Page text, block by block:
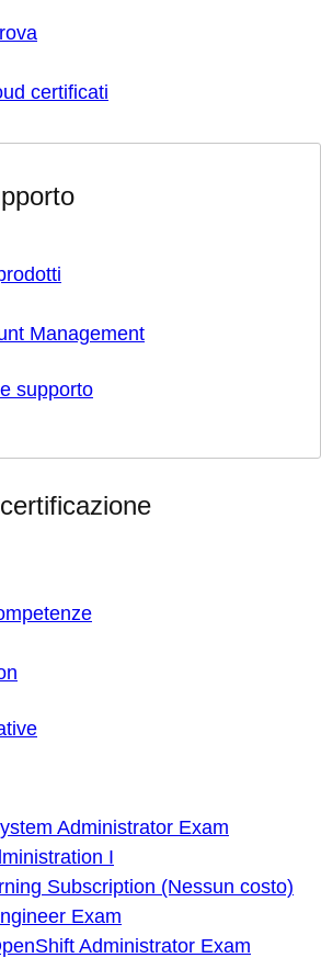
certificati
Management
supporto
Administrator Exam
I
Subscription (Nessun costo)
Exam
Administrator Exam